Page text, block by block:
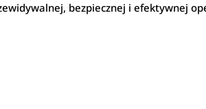
bezpiecznej i efektywnej